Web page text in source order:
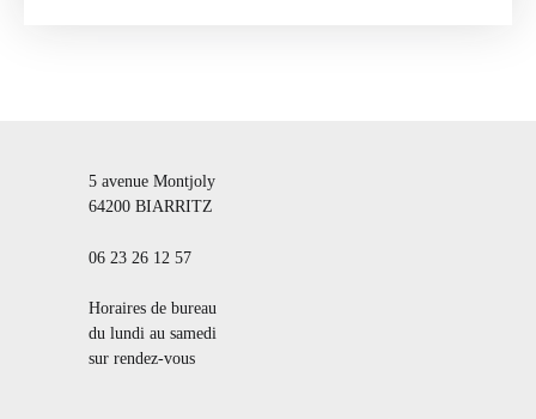
garage et un grenier aménagé de 45 m² pour un maximum de
rangement. L'endroit idéal pour une vie paisible tout en restant
énergétique : C | GES : A Prix de vente : 435 300 euros
risques de ce bien sont disponibles sur le site Géorisques.
5 avenue Montjoly
64200 BIARRITZ
06 23 26 12 57
Horaires de bureau
du lundi au samedi
sur rendez-vous